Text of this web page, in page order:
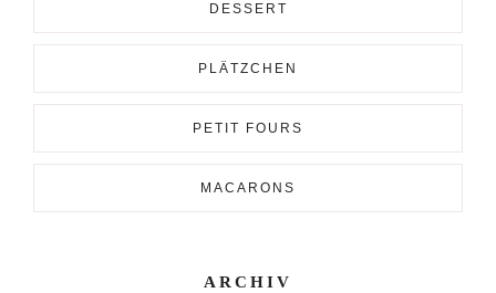
DESSERT
PLÄTZCHEN
PETIT FOURS
MACARONS
ARCHIV